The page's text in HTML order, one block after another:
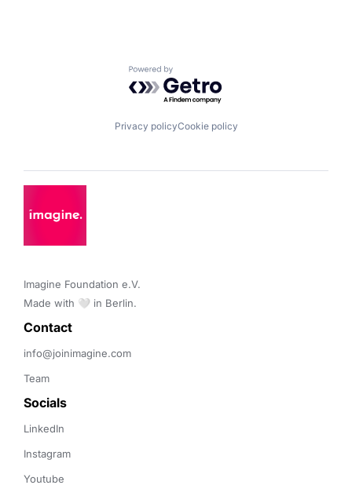
Powered by Getro.com
Privacy policyCookie policy
Imagine Foundation e.V.
Made with 🤍 in Berlin.
Contact
info@joinimagine.com
Team
Socials
LinkedIn
Instagram
Youtube